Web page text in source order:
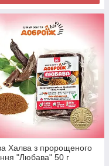
Халва з пророщеного
"Любава" 50 г